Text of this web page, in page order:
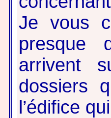
Je vous
presque
arrivent
dossiers
l’édifice